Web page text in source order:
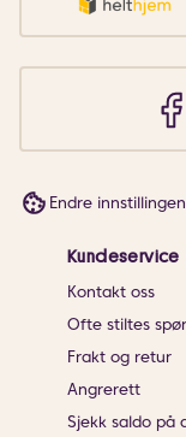
Endre
Kundeservice
Kontakt oss
Ofte stiltes
Frakt og retur
Angrerett
Sjekk saldo på